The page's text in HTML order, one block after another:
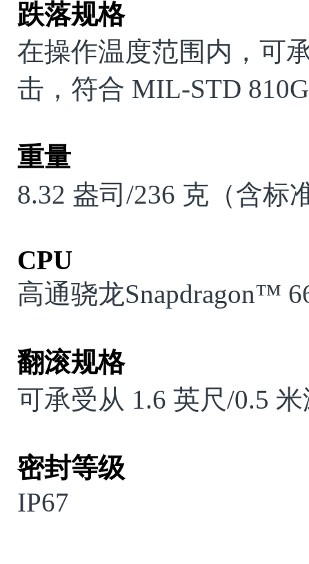
跌落规格
在操作温度范围内，可
击，符合 MIL-STD
重量
8.32 盎司 /236 克（含标
CPU
高通骁龙Snapdragon™
翻滚规格
可承受从 1.6 英尺/0.5
密封等级
IP67